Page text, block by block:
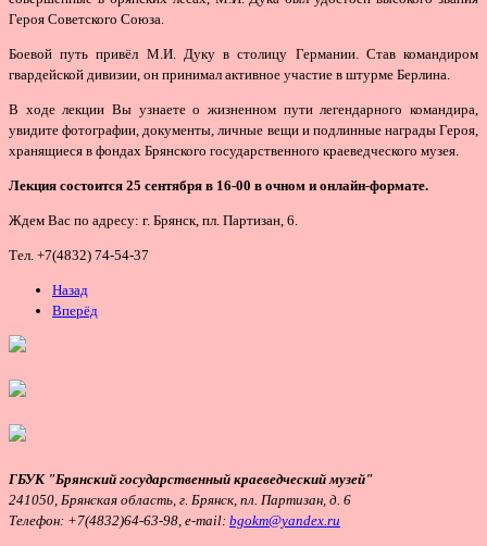
Героя Советского Союза.
Боевой путь привёл М.И. Дуку в столицу Германии. Став командиром
гвардейской дивизии, он принимал активное участие в штурме Берлина.
В ходе лекции Вы узнаете о жизненном пути легендарного командира,
увидите фотографии, документы, личные вещи и подлинные награды Героя,
хранящиеся в фондах Брянского государственного краеведческого музея.
Лекция состоится 25 сентября в 16-00 в очном и онлайн-формате.
Ждем Вас по адресу: г. Брянск, пл. Партизан, 6.
Тел. +7(4832) 74-54-37
Назад
Вперёд
ГБУК "Брянский государственный краеведческий музей"
241050, Брянская область, г. Брянск, пл. Партизан, д. 6
Телефон: +7(4832)64-63-98, e-mail: bgokm@yandex.ru